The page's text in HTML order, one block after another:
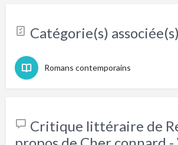
Catégorie(s)
Romans contemporains
Critique littéraire de